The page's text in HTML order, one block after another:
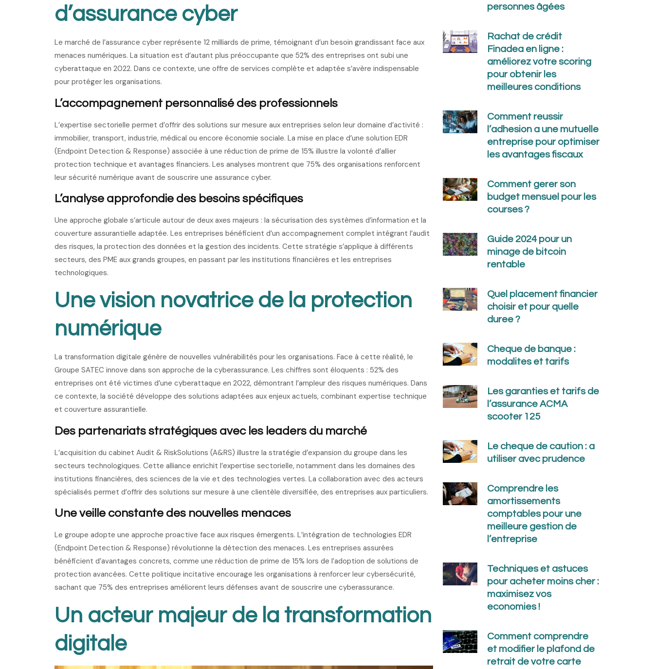
d’assurance cyber
Le marché de l’assurance cyber représente 12 milliards de prime, témoignant d’un besoin grandissant face aux
menaces numériques. La situation est d’autant plus préoccupante que 52% des entreprises ont subi une
cyberattaque en 2022. Dans ce contexte, une offre de services complète et adaptée s’avère indispensable
pour protéger les organisations.
L’accompagnement personnalisé des professionnels
L’expertise sectorielle permet d’offrir des solutions sur mesure aux entreprises selon leur domaine d’activité :
immobilier, transport, industrie, médical ou encore économie sociale. La mise en place d’une solution EDR
(Endpoint Detection & Response) associée à une réduction de prime de 15% illustre la volonté d’allier
protection technique et avantages financiers. Les analyses montrent que 75% des organisations renforcent
leur sécurité numérique avant de souscrire une assurance cyber.
L’analyse approfondie des besoins spécifiques
Une approche globale s’articule autour de deux axes majeurs : la sécurisation des systèmes d’information et la
couverture assurantielle adaptée. Les entreprises bénéficient d’un accompagnement complet intégrant l’audit
des risques, la protection des données et la gestion des incidents. Cette stratégie s’applique à différents
secteurs, des PME aux grands groupes, en passant par les institutions financières et les entreprises
technologiques.
Une vision novatrice de la protection
numérique
La transformation digitale génère de nouvelles vulnérabilités pour les organisations. Face à cette réalité, le
Groupe SATEC innove dans son approche de la cyberassurance. Les chiffres sont éloquents : 52% des
entreprises ont été victimes d’une cyberattaque en 2022, démontrant l’ampleur des risques numériques. Dans
ce contexte, la société développe des solutions adaptées aux enjeux actuels, combinant expertise technique
et couverture assurantielle.
Des partenariats stratégiques avec les leaders du marché
L’acquisition du cabinet Audit & RiskSolutions (A&RS) illustre la stratégie d’expansion du groupe dans les
secteurs technologiques. Cette alliance enrichit l’expertise sectorielle, notamment dans les domaines des
institutions financières, des sciences de la vie et des technologies vertes. La collaboration avec des acteurs
spécialisés permet d’offrir des solutions sur mesure à une clientèle diversifiée, des entreprises aux particuliers.
Une veille constante des nouvelles menaces
Le groupe adopte une approche proactive face aux risques émergents. L’intégration de technologies EDR
(Endpoint Detection & Response) révolutionne la détection des menaces. Les entreprises assurées
bénéficient d’avantages concrets, comme une réduction de prime de 15% lors de l’adoption de solutions de
protection avancées. Cette politique incitative encourage les organisations à renforcer leur cybersécurité,
sachant que 75% des entreprises améliorent leurs défenses avant de souscrire une cyberassurance.
Un acteur majeur de la transformation
digitale
personnes âgées
Rachat de crédit
Finadea en ligne :
améliorez votre scoring
pour obtenir les
meilleures conditions
Comment reussir
l’adhesion a une mutuelle
entreprise pour optimiser
les avantages fiscaux
Comment gerer son
budget mensuel pour les
courses ?
Guide 2024 pour un
minage de bitcoin
rentable
Quel placement financier
choisir et pour quelle
duree ?
Cheque de banque :
modalites et tarifs
Les garanties et tarifs de
l’assurance ACMA
scooter 125
Le cheque de caution : a
utiliser avec prudence
Comprendre les
amortissements
comptables pour une
meilleure gestion de
l’entreprise
Techniques et astuces
pour acheter moins cher :
maximisez vos
economies !
Comment comprendre
et modifier le plafond de
retrait de votre carte